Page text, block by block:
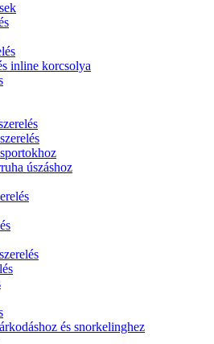
inline korcsolya
úszáshoz
és snorkelinghez